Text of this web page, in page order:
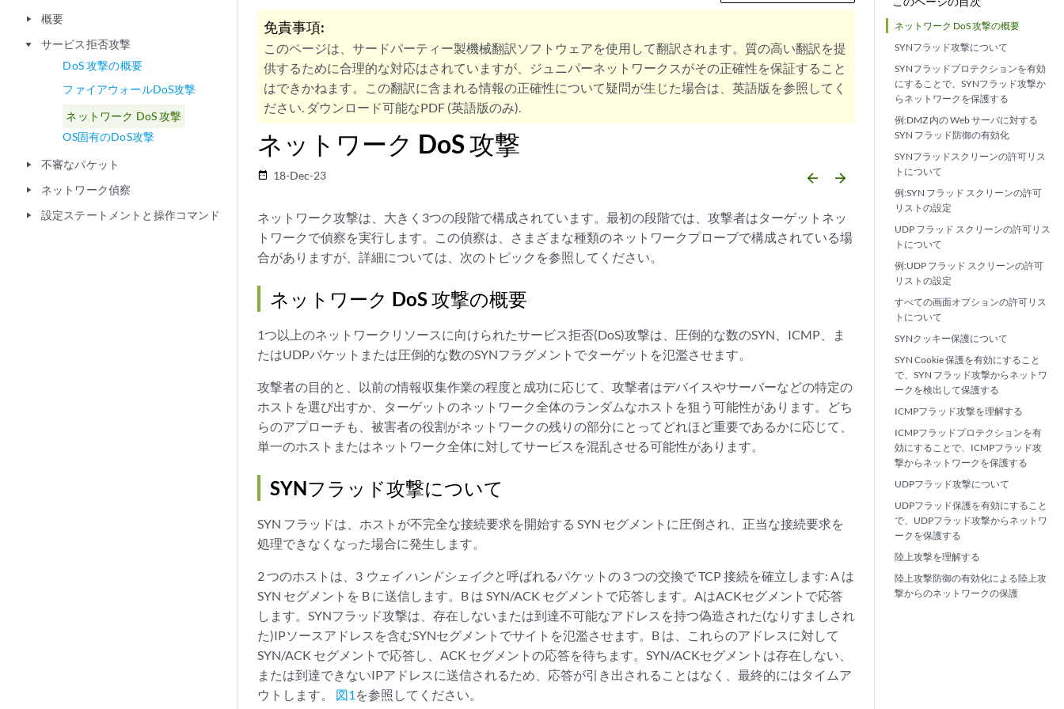
play_arrow 概要
play_arrow
サービス拒否攻撃
DoS 攻撃の概要
ファイアウォールDoS攻撃
ネットワーク DoS 攻撃
OS固有のDoS攻撃
play_arrow 不審なパケット
play_arrow ネットワーク偵察
play_arrow 設定ステートメントと操作コマンド
ネットワーク DoS 攻撃の概要
SYNフラッド攻撃について
SYNフラッドプロテクションを有効
にすることで、SYNフラッド攻撃か
らネットワークを保護する
例:DMZ 内の Web サーバに対する
SYN フラッド防御の有効化
SYNフラッドスクリーンの許可リス
トについて
例:SYN フラッド スクリーンの許可
リストの設定
UDP フラッド スクリーンの許可リス
トについて
例:UDP フラッド スクリーンの許可
リストの設定
すべての画面オプションの許可リス
トについて
SYNクッキー保護について
SYN Cookie 保護を有効にすること
で、SYN フラッド攻撃からネットワ
ークを検出して保護する
ICMPフラッド攻撃を理解する
ICMPフラッドプロテクションを有
効にすることで、ICMPフラッド攻
撃からネットワークを保護する
UDPフラッド攻撃について
UDPフラッド保護を有効にすること
で、UDPフラッド攻撃からネットワ
ークを保護する
陸上攻撃を理解する
陸上攻撃防御の有効化による陸上攻
撃からのネットワークの保護
免責事項:
このページは、サードパーティー製機械翻訳ソフトウェアを使用して翻訳されます。質の高い翻訳を提
供するために合理的な対応はされていますが、ジュニパーネットワークスがその正確性を保証すること
はできかねます。この翻訳に含まれる情報の正確性について疑問が生じた場合は、英語版を参照してく
ださい. ダウンロード可能なPDF (英語版のみ).
ネットワーク DoS 攻撃
date_range 18-Dec-23 arrow_backward arrow_forward
ネットワーク攻撃は、大きく3つの段階で構成されています。最初の段階では、攻撃者はターゲットネッ
トワークで偵察を実行します。この偵察は、さまざまな種類のネットワークプローブで構成されている場
合がありますが、詳細については、次のトピックを参照してください。
ネットワーク DoS 攻撃の概要
1つ以上のネットワークリソースに向けられたサービス拒否(DoS)攻撃は、圧倒的な数のSYN、ICMP、ま
たはUDPパケットまたは圧倒的な数のSYNフラグメントでターゲットを氾濫させます。
攻撃者の目的と、以前の情報収集作業の程度と成功に応じて、攻撃者はデバイスやサーバーなどの特定の
ホストを選び出すか、ターゲットのネットワーク全体のランダムなホストを狙う可能性があります。どち
らのアプローチも、被害者の役割がネットワークの残りの部分にとってどれほど重要であるかに応じて、
単一のホストまたはネットワーク全体に対してサービスを混乱させる可能性があります。
SYNフラッド攻撃について
SYN フラッドは、ホストが不完全な接続要求を開始する SYN セグメントに圧倒され、正当な接続要求を
処理できなくなった場合に発生します。
2 つのホストは、3 ウェイ ハンドシェイクと呼ばれるパケットの 3 つの交換で TCP 接続を確立します: A は
SYN セグメントを B に送信します。B は SYN/ACK セグメントで応答します。AはACKセグメントで応答
します。SYNフラッド攻撃は、存在しないまたは到達不可能なアドレスを持つ偽造された(なりすましされ
た)IPソースアドレスを含むSYNセグメントでサイトを氾濫させます。B は、これらのアドレスに対して
SYN/ACK セグメントで応答し、ACK セグメントの応答を待ちます。SYN/ACKセグメントは存在しない、
または到達できないIPアドレスに送信されるため、応答が引き出されることはなく、最終的にはタイムア
ウトします。 図1 を参照してください。